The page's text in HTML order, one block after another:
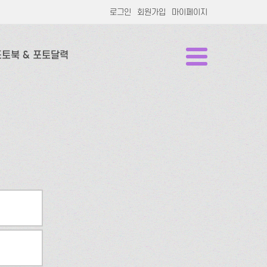
로그인 회원가입 마이페이지
북 & 포토달력